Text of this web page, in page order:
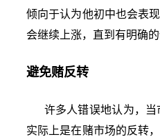
倾向于认为他初中也会表
会继续上涨，直到有明确
避免赌反转
许多人错误地认为，当
实际上是在赌市场的反转